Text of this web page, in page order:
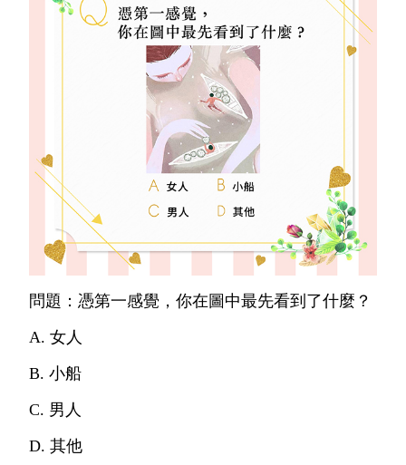
問題：憑第一感覺，你在圖中最先看到了什麼？
A. 女人
B. 小船
C. 男人
D. 其他